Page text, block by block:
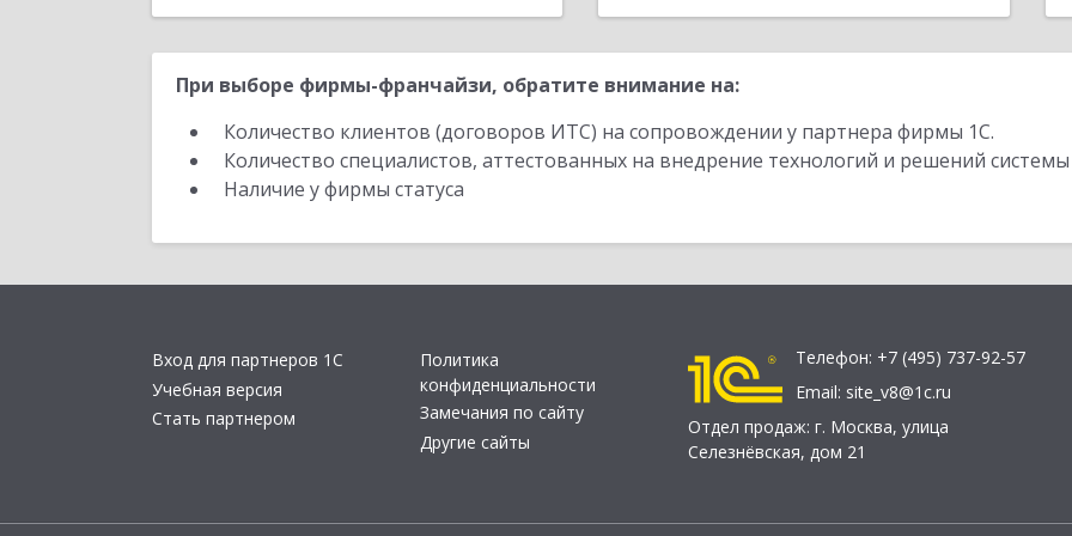
При выборе фирмы-франчайзи, обратите внимание на:
Количество клиентов (договоров ИТС) на сопровождении у партнера фирмы 1С.
Количество специалистов, аттестованных на внедрение технологий и решений
Наличие у фирмы статуса
Вход для партнеров 1С
Учебная версия
Стать партнером
Политика
конфиденциальности
Замечания по сайту
Другие сайты
Телефон: +7 (495) 737-92-57
Email: site_v8@1c.ru
Отдел продаж: г. Москва, улица
Селезнёвская, дом 21